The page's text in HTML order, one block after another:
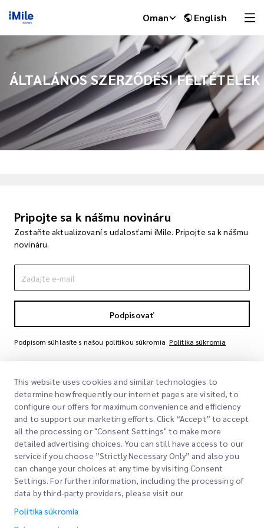
Oman English
ÁLTALÁNOS SZERZŐDÉSI FELTÉTELEK
Pripojte sa k nášmu novináru
Zostaňte aktualizovaní s udalosťami iMile. Pripojte sa k nášmu
novináru.
Podpisovať
Podpisom súhlasíte s našou politikou súkromia Politika súkromia
Rýchle odkazy
Miesto kancelárie
Žiadať citáciu
Spoločnosť
O nás
Naše služby
This website uses cookies and similar technologies to
determine how frequently our internet pages are visited, to
configure our offers for maximum convenience and efficiency
and to support our marketing efforts. Click “Accept” to accept
all the processing or "Consent Settings" to make more
detailed advertising choices. You can still have access to our
service if you choose ”Strictly Necessary Only” and also you
can change your choices at any time by visiting Consent
Settings. For further information, including the processing of
data by third-party providers, please visit our
Politika súkromia